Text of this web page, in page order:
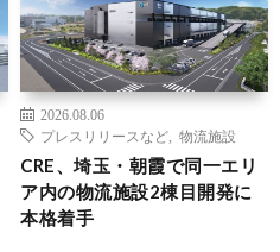
2026.08.06
プレスリリースなど
物流施設
CRE、埼玉・朝霞で同一エリ
ア内の物流施設2棟目開発に
本格着手